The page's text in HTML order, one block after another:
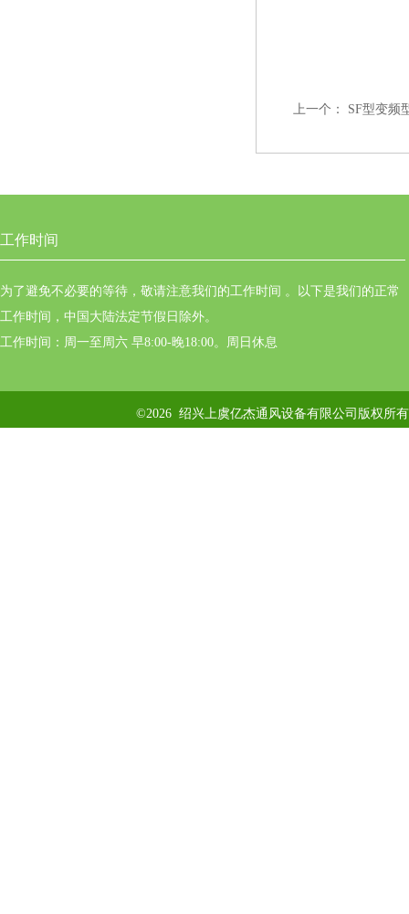
上一个： SF型变频
工作时间
为了避免不必要的等待，敬请注意我们的工作时间 。以下是我们的正常
工作时间，中国大陆法定节假日除外。
工作时间：周一至周六 早8:00-晚18:00。周日休息
©2026 绍兴上虞亿杰通风设备有限公司版权所有